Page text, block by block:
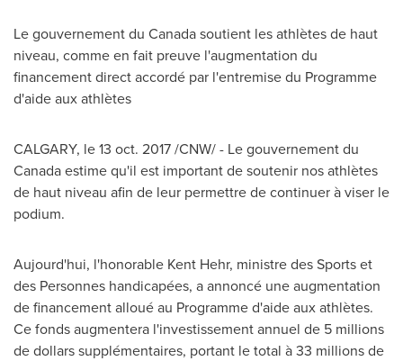
Le gouvernement du Canadasoutient les athlètes de haut
niveau, comme en fait preuve l'augmentation du
financement direct accordé par l'entremise du Programme
d'aide aux athlètes
CALGARY, le13 oct. 2017/CNW/ - Le gouvernement du
Canadaestime qu'il est important de soutenir nos athlètes
de haut niveau afin de leur permettre de continuer à viser le
podium.
Aujourd'hui, l'honorable Kent Hehr, ministre des Sports et
des Personnes handicapées, a annoncé une augmentation
de financement alloué au Programme d'aide aux athlètes.
Ce fonds augmentera l'investissement annuel de 5 millions
de dollars supplémentaires, portant le total à 33 millions de